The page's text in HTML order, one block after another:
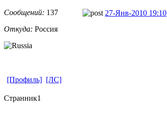
Сообщений: 137
Откуда: Россия
27-Янв-2010 19:10
[Профиль] [ЛС]
Странник1